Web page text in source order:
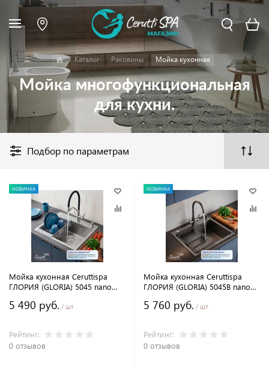
Каталог Раковины Мойка кухонная
Мойка многофункциональная
для кухни.
Подбор по параметрам
НОВИНКА
Мойка кухонная Ceruttispa
ГЛОРИЯ (GLORIA) 5045 nano
нержавеющей стали
5 490 руб. / шт
Рейтинг:
0 отзывов
НОВИНКА
Мойка кухонная Ceruttispa
ГЛОРИЯ (GLORIA) 5045B nano
нержавеющей стали
5 760 руб. / шт
Рейтинг:
0 отзывов